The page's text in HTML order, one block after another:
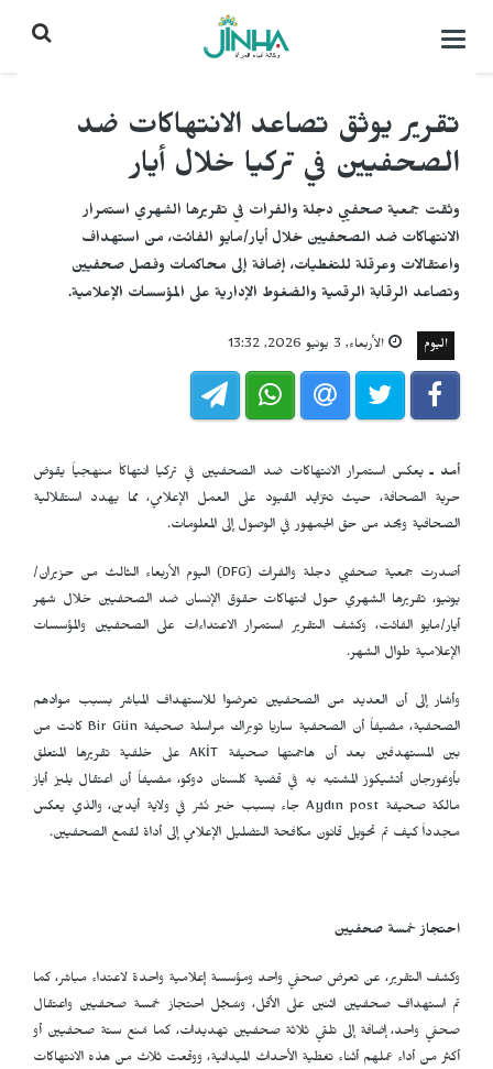
التحكم
تقرير يوثق تصاعد الانتهاكات ضد
الصحفيين في تركيا خلال أيار
وثقت جمعية صحفيي دجلة والفرات في تقريرها الشهري استمرار
الانتهاكات ضد الصحفيين خلال أيار/مايو الفائت، من استهداف
واعتقالات وعرقلة للتغطيات، إضافة إلى محاكمات وفصل صحفيين
وتصاعد الرقابة الرقمية والضغوط الإدارية على المؤسسات الإعلامية.
اليوم الأربعاء, 3 يونيو 2026, 13:32
أمد ـيعكس استمرار الانتهاكات ضد الصحفيين في تركيا انتهاكاً منهجياً يقوض
حرية الصحافة، حيث تتزايد القيود على العمل الإعلامي، مما يهدد استقلالية
الصحافية ويحد من حق الجمهور في الوصول إلى المعلومات.
أصدرت جمعية صحفيي دجلة والفرات (DFG) اليوم الأربعاء الثالث من حزيران/
يونيو، تقريرها الشهري حول انتهاكات حقوق الإنسان ضد الصحفيين خلال شهر
أيار/مايو الفائت، وكشف التقرير استمرار الاعتداءات على الصحفيين والمؤسسات
الإعلامية طوال الشهر.
وأشار إلى أن العديد من الصحفيين تعرضوا للاستهداف المباشر بسبب موادهم
الصحفية، مضيفاً أن الصحفية ساريا توبراك مراسلة صحيفةBir Günكانت من
بين المستهدفين بعد أن هاجمتها صحيفة
AKİT على خلفية تقريرها المتعلق
بأوغورجان أتشيكوز المشتبه به في قضية كلستان دوكو، مضيفاً أن اعتقال يليز أياز
مالكة صحيفة Aydın post جاء بسبب خبر نُشر في ولاية أيدين، والذي يعكس
مجدداً كيف تم تحويل قانون مكافحة التضليل الإعلامي إلى أداة لقمع الصحفيين.
احتجاز خمسة صحفيين
وكشف التقرير، عن تعرض صحفي واحد ومؤسسة إعلامية واحدة لاعتداء مباشر، كما
تم استهداف صحفيين اثنين على الأقل، وسُجّل احتجاز خمسة صحفيين واعتقال
صحفي واحد، إضافة إلى تلقي ثلاثة صحفيين تهديدات، كما مُنع ستة صحفيين أو
أكثر من أداء عملهم أثناء تغطية الأحداث الميدانية، ووقعت ثلاث من هذه الانتهاكات